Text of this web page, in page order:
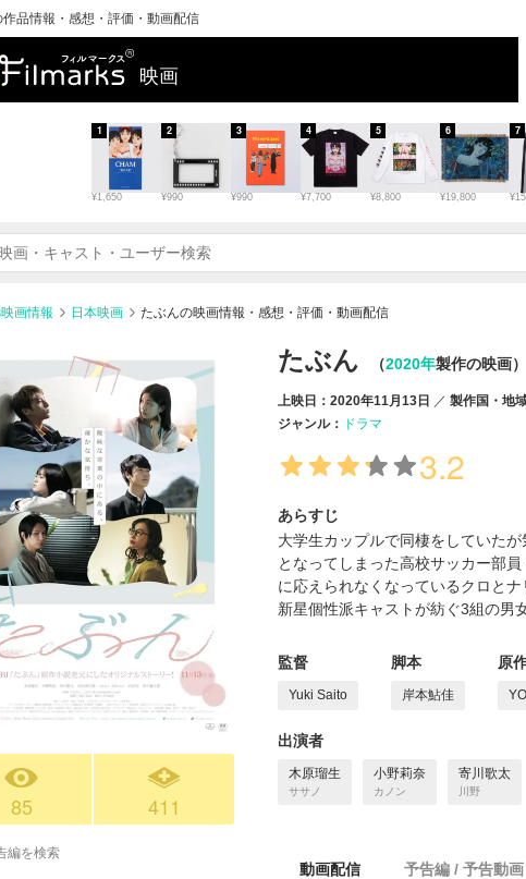
作品情報・感想・評価・動画配信
映画
¥1,650
1
¥990
2
¥990
3
¥7,700
4
¥8,800
5
¥19,800
6 7
画情報 日本映画 たぶんの映画情報・感想・評価・動画配信
85 411
編を検索
たぶん （2020年製作の映画）
上映日：2020年11月13日 製作国・地
ジャンル： ドラマ
3.2
あらすじ
大学生カップルで同棲をしていた
となってしまった高校サッカー部
に応えられなくなっているクロとナ
新星個性派キャストが紡ぐ3組の男
監督
Yuki Saito
脚本
岸本鮎佳
原
出演者
木原瑠生
ササノ
小野莉奈
カノン
寄川歌太
川野
動画配信 予告編 / 予告動画